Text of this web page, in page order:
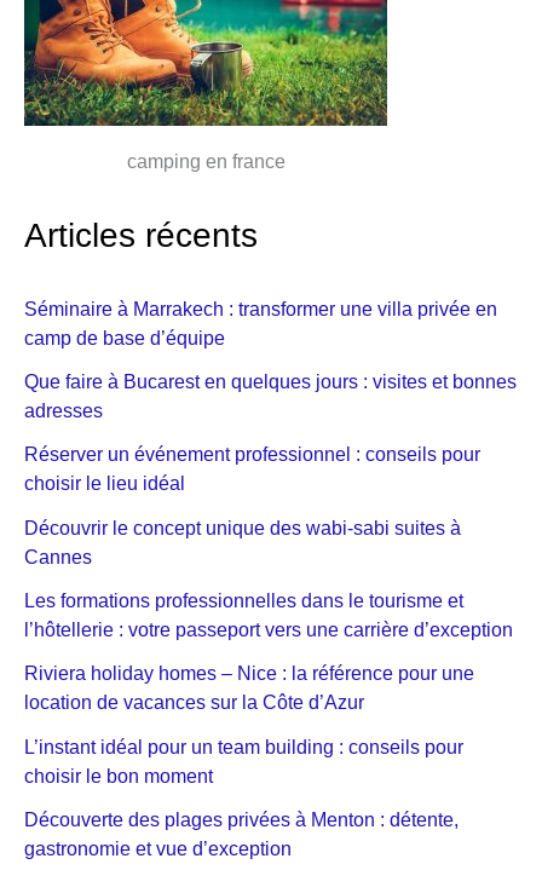
camping en france
Articles récents
Séminaire à Marrakech : transformer une villa privée en
camp de base d’équipe
Que faire à Bucarest en quelques jours : visites et bonnes
adresses
Réserver un événement professionnel : conseils pour
choisir le lieu idéal
Découvrir le concept unique des wabi-sabi suites à
Cannes
Les formations professionnelles dans le tourisme et
l’hôtellerie : votre passeport vers une carrière d’exception
Riviera holiday homes – Nice : la référence pour une
location de vacances sur la Côte d’Azur
L’instant idéal pour un team building : conseils pour
choisir le bon moment
Découverte des plages privées à Menton : détente,
gastronomie et vue d’exception